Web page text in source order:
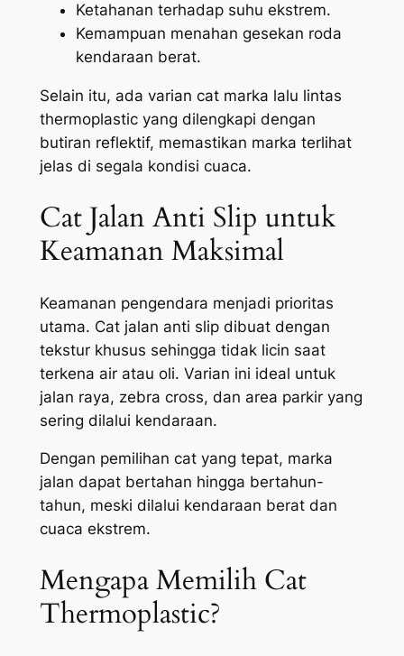
Ketahanan terhadap suhu ekstrem.
Kemampuan menahan gesekan roda
kendaraan berat.
Selain itu, ada varian cat marka lalu lintas
thermoplastic yang dilengkapi dengan
butiran reflektif, memastikan marka terlihat
jelas di segala kondisi cuaca.
Cat Jalan Anti Slip untuk
Keamanan Maksimal
Keamanan pengendara menjadi prioritas
utama. Cat jalan anti slip dibuat dengan
tekstur khusus sehingga tidak licin saat
terkena air atau oli. Varian ini ideal untuk
jalan raya, zebra cross, dan area parkir yang
sering dilalui kendaraan.
Dengan pemilihan cat yang tepat, marka
jalan dapat bertahan hingga bertahun-
tahun, meski dilalui kendaraan berat dan
cuaca ekstrem.
Mengapa Memilih Cat
Thermoplastic?